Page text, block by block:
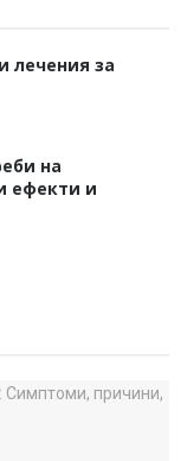
лечения за
на
ефекти и